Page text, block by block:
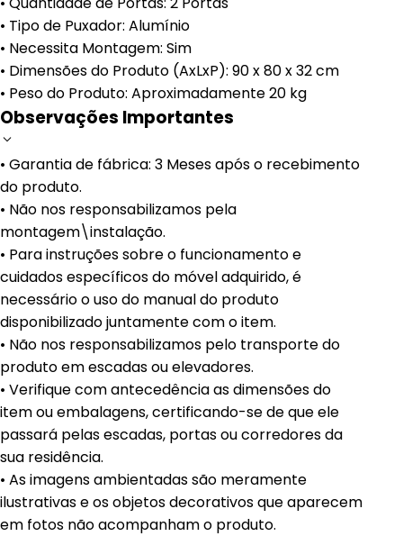
• Tipo de Puxador: Alumínio
• Necessita Montagem: Sim
• Dimensões do Produto (AxLxP): 90 x 80 x 32 cm
• Peso do Produto: Aproximadamente 20 kg
Observações Importantes
• Garantia de fábrica: 3 Meses após o recebimento
do produto.
• Não nos responsabilizamos pela
montagem\instalação.
• Para instruções sobre o funcionamento e
cuidados específicos do móvel adquirido, é
necessário o uso do manual do produto
disponibilizado juntamente com o item.
• Não nos responsabilizamos pelo transporte do
produto em escadas ou elevadores.
• Verifique com antecedência as dimensões do
item ou embalagens, certificando-se de que ele
passará pelas escadas, portas ou corredores da
sua residência.
• As imagens ambientadas são meramente
ilustrativas e os objetos decorativos que aparecem
em fotos não acompanham o produto.